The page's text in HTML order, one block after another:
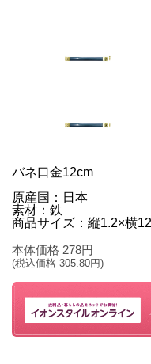
バネ口金12cm
原産国：日本
素材：鉄
商品サイズ：縦1.2×横
本体価格 278円
(税込価格 305.80円)